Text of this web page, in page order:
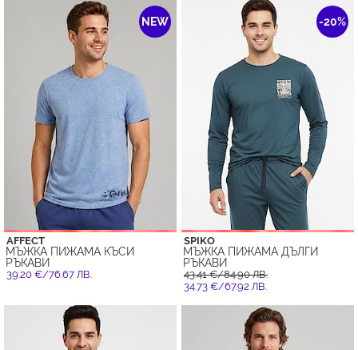
NEW
AFFECT
МЪЖКА ПИЖАМА КЪСИ
РЪКАВИ
39.20 €/76.67 ЛВ.
-20%
SPIKO
МЪЖКА ПИЖАМА ДЪЛГИ
РЪКАВИ
43.41 €/84.90 ЛВ.
34.73 €/67.92 ЛВ.